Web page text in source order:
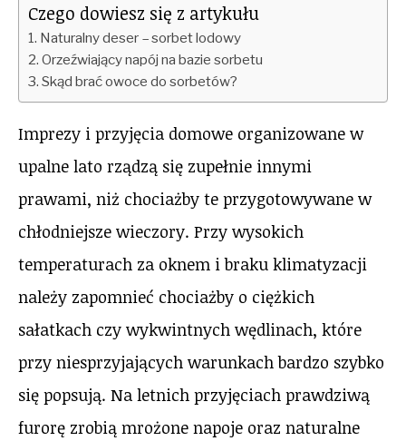
Czego dowiesz się z artykułu
Naturalny deser – sorbet lodowy
Orzeźwiający napój na bazie sorbetu
Skąd brać owoce do sorbetów?
Imprezy i przyjęcia domowe organizowane w
upalne lato rządzą się zupełnie innymi
prawami, niż chociażby te przygotowywane w
chłodniejsze wieczory. Przy wysokich
temperaturach za oknem i braku klimatyzacji
należy zapomnieć chociażby o ciężkich
sałatkach czy wykwintnych wędlinach, które
przy niesprzyjających warunkach bardzo szybko
się popsują. Na letnich przyjęciach prawdziwą
furorę zrobią mrożone napoje oraz naturalne